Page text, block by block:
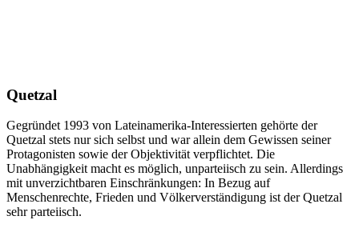
Quetzal
Gegründet 1993 von Lateinamerika-Interessierten gehörte der
Quetzal stets nur sich selbst und war allein dem Gewissen seiner
Protagonisten sowie der Objektivität verpflichtet. Die
Unabhängigkeit macht es möglich, unparteiisch zu sein. Allerdings
mit unverzichtbaren Einschränkungen: In Bezug auf
Menschenrechte, Frieden und Völkerverständigung ist der Quetzal
sehr parteiisch.